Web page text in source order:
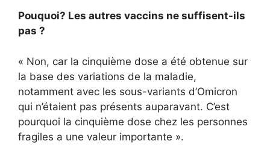
Pouquoi? Les autres vaccins ne suffisent-ils
pas ?
« Non, car la cinquième dose a été obtenue sur
la base des variations de la maladie,
notamment avec les sous-variants d’Omicron
qui n’étaient pas présents auparavant. C’est
pourquoi la cinquième dose chez les personnes
fragiles a une valeur importante ».